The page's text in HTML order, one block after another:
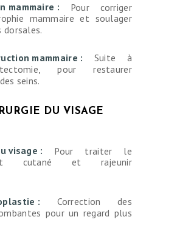
mammaire : Pour corriger
mammaire et soulager
dorsales.
mammaire : Suite à
pour restaurer
seins.
DU VISAGE
visage : Pour traiter le
cutané et rajeunir
: Correction des
pour un regard plus